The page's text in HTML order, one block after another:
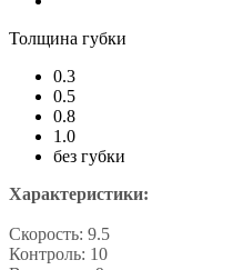
Толщина губки
0.3
0.5
0.8
1.0
без губки
Характеристики:
Скорость: 9.5
Контроль: 10